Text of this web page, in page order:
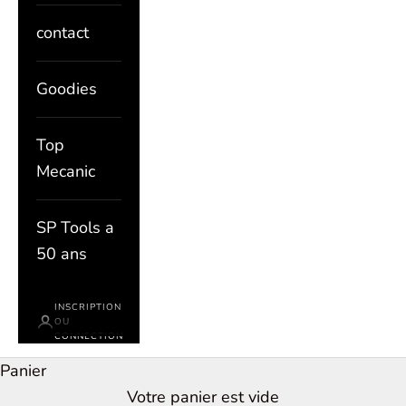
contact
Goodies
Top
Mecanic
SP Tools a
50 ans
INSCRIPTION
OU
CONNECTION
Panier
Votre panier est vide